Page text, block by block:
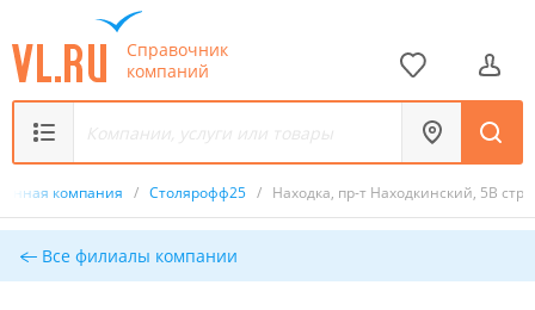
Справочник
компаний
компания / Столярофф25 / Находка, пр-т Находкинский, 5В стр.
Все филиалы компании